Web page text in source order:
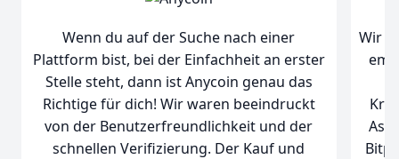
Wenn du auf der Suche nach einer
Plattform bist, bei der Einfachheit an erster
Stelle steht, dann ist Anycoin genau das
Richtige für dich! Wir waren beeindruckt
von der Benutzerfreundlichkeit und der
schnellen Verifizierung. Der Kauf und
Wir